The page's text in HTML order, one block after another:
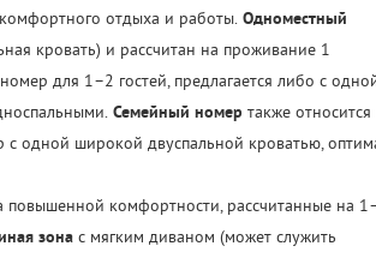
отдыха и работы. Одноместный
кровать) и рассчитан на проживание 1
для 1–2 гостей, предлагается либо с
Семейный номер также относится
с одной широкой двуспальной кроватью,
комфортности, рассчитанные на
зонас мягким диваном (может служить